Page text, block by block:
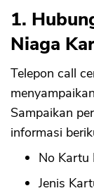
1.
Niaga
Telepon call
Sampaikan
informasi
No Kartu
Jenis